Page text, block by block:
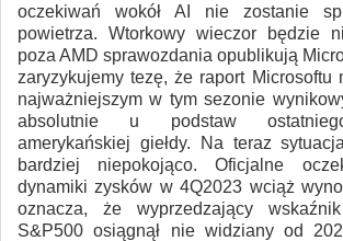
oczekiwań wokół AI nie zostanie
powietrza. Wtorkowy wieczor będzie
poza AMD sprawozdania opublikują
zaryzykujemy tezę, że raport Microsoftu
najważniejszym w tym sezonie
absolutnie u podstaw
amerykańskiej giełdy. Na teraz
bardziej niepokojąco. Oficjalne
dynamiki zysków w 4Q2023 wciąż
oznacza, że wyprzedzający
S&P500 osiągnął nie widziany od